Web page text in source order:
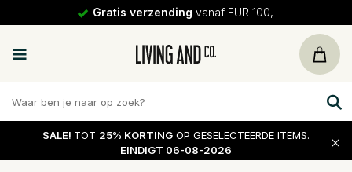
Gratis verzending vanaf EUR 100,-
SALE! TOT 25% KORTING OP GESELECTEERDE ITEMS.
EINDIGT 06-08-2026